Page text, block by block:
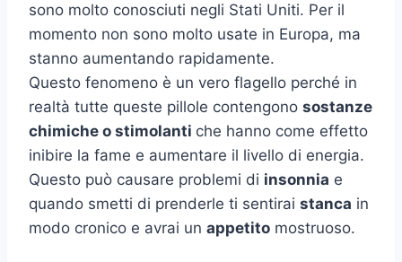
sono molto conosciuti negli Stati Uniti. Per il
momento non sono molto usate in Europa, ma
stanno aumentando rapidamente.
Questo fenomeno è un vero flagello perché in
realtà tutte queste pillole contengono sostanze
chimiche o stimolanti che hanno come effetto
inibire la fame e aumentare il livello di energia.
Questo può causare problemi di insonnia e
quando smetti di prenderle ti sentirai stanca in
modo cronico e avrai un appetito mostruoso.